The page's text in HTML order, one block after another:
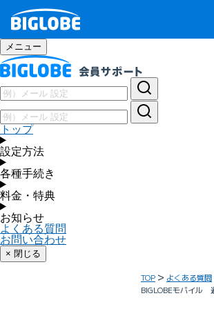
メニュー
トップ
設定方法
各種手続き
料金・特典
お知らせ
よくある質問
お問い合わせ
× 閉じる
TOP よくある質問
BIGLOBEモバイル